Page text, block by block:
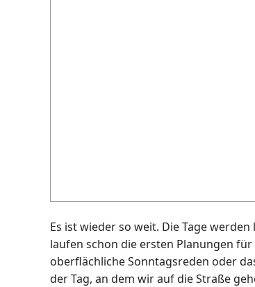
Es ist wieder so weit. Die Tage
laufen schon die ersten Planungen
oberflächliche Sonntagsreden oder
der Tag, an dem wir auf die Straße